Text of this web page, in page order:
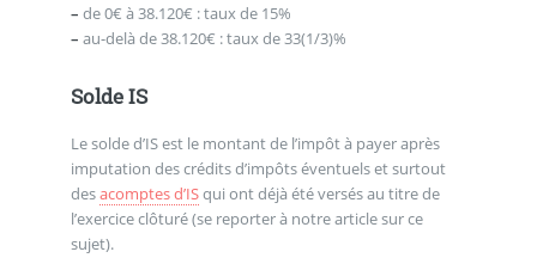
– de 0€ à 38.120€ : taux de 15%
– au-delà de 38.120€ : taux de 33(1/3)%
Solde IS
Le solde d’IS est le montant de l’impôt à payer après
imputation des crédits d’impôts éventuels et surtout
desacomptes d’ISqui ont déjà été versés au titre de
l’exercice clôturé (se reporter à notre article sur ce
sujet).